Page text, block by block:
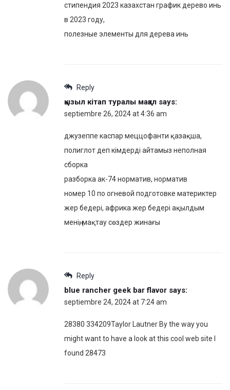
стипендия 2023 казахстан график дерево инь
в 2023 году,
полезные элементы для дерева инь
Reply
қызыл кітап туралы мақал says:
septiembre 26, 2024 at 4:36 am
джузеппе каспар меццофанти қазақша,
полиглот деп кімдерді айтамыз неполная
сборка
разборка ак-74 норматив, норматив
номер 10 по огневой подготовке материктер
жер бедері, африка жер бедері ақылдым
менің, мақтау сөздер жинағы
Reply
blue rancher geek bar flavor says:
septiembre 24, 2024 at 7:24 am
28380 334209Taylor Lautner By the way you
might want to have a look at this cool web site I
found 28473